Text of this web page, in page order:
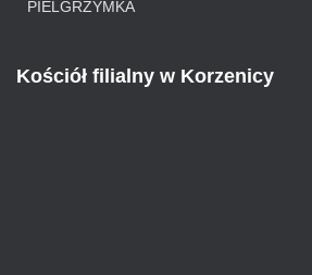
PIELGRZYMKA
Kościół filialny w Korzenicy